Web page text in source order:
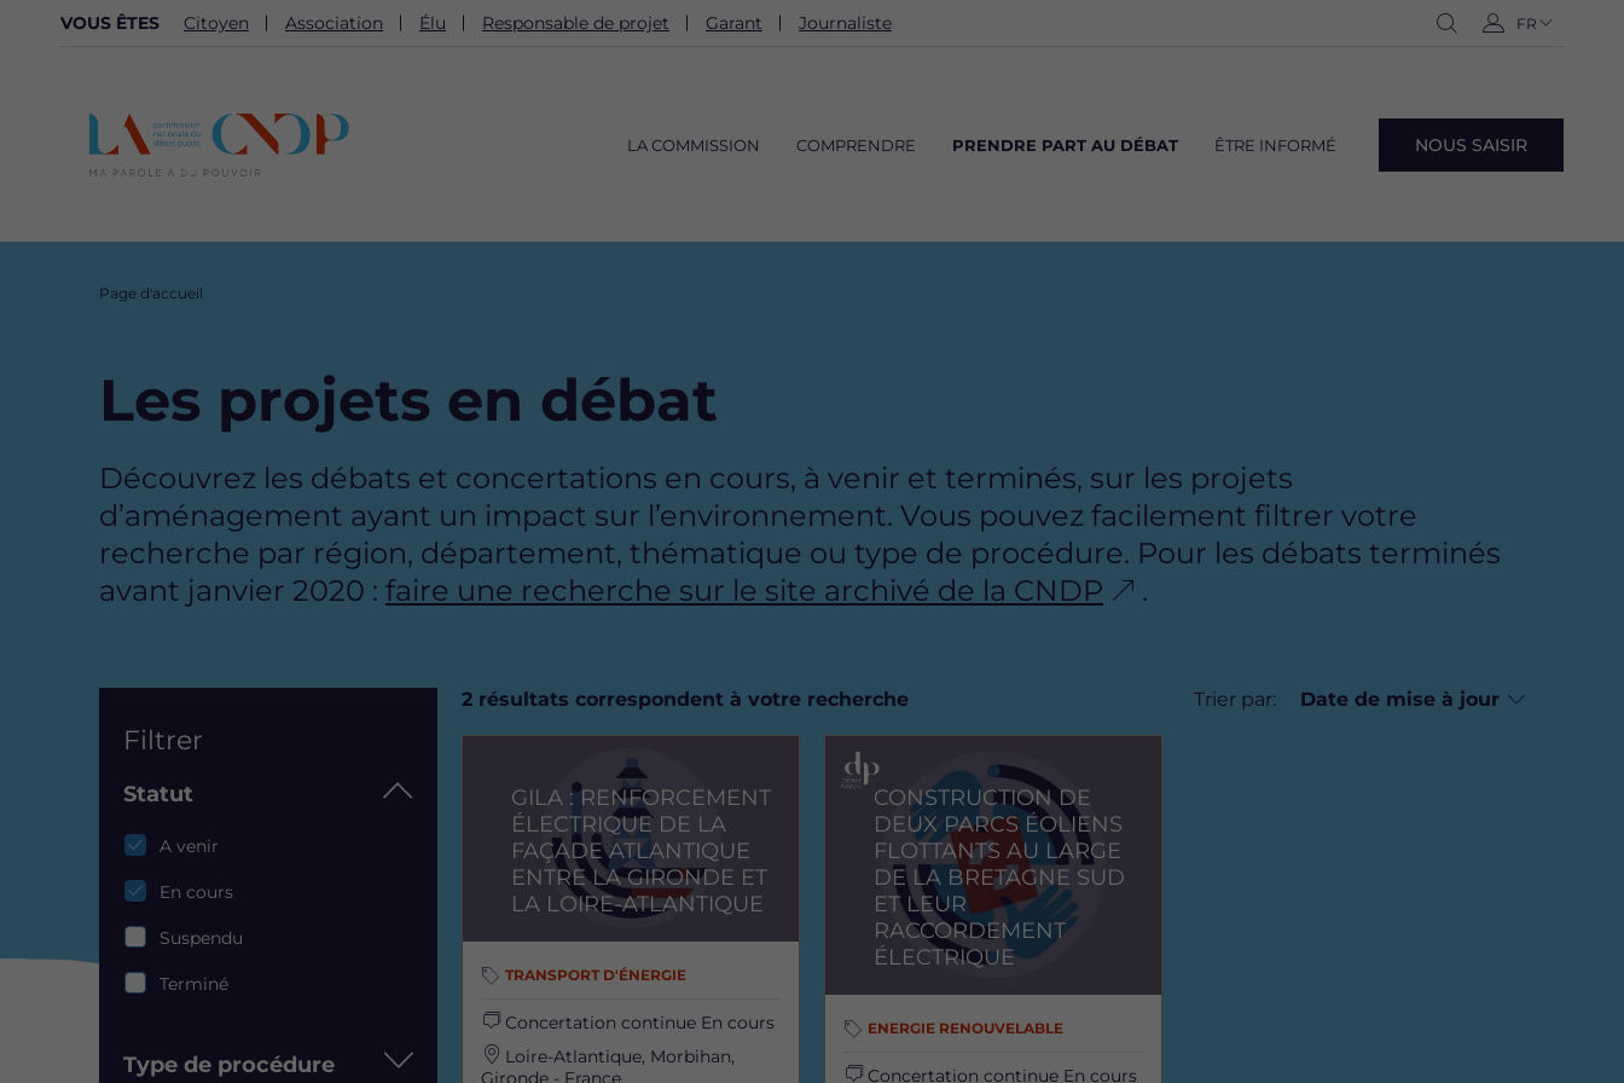
NAVIGATION
VOUS ÊTES Citoyen Association Élu Responsable de projet Garant Journaliste
n
e
x
Navigation
FR
-
principale
LA COMMISSION COMPRENDRE PRENDRE PART AU DÉBAT ÊTRE INFORMÉ NOUS SAISIR
Fil
Page d'accueil
Les projets en débat
Description
Découvrez les débats et concertations en cours, à venir et terminés, sur les projets
d’aménagement ayant un impact sur l’environnement. Vous pouvez facilement filtrer votre
recherche par région, département, thématique ou type de procédure. Pour les débats terminés
avant janvier 2020 : faire une recherche sur le site archivé de la CNDP .
Filtrer
Statut
StatutA venir
En cours
Suspendu
Terminé
Type de procédure
2 résultats correspondent à votre recherche Trier par:
GILA : RENFORCEMENT
ÉLECTRIQUE DE LA
FAÇADE ATLANTIQUE
ENTRE LA GIRONDE ET
LA LOIRE-ATLANTIQUE
TRANSPORT D'ÉNERGIE
Concertation continue En cours
Loire-Atlantique, Morbihan,
Gironde - France
Image
CONSTRUCTION DE
DEUX PARCS ÉOLIENS
FLOTTANTS AU LARGE
DE LA BRETAGNE SUD
ET LEUR
RACCORDEMENT
ÉLECTRIQUE
ENERGIE RENOUVELABLE
Concertation continue En cours